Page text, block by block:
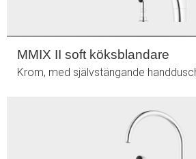
MMIX II soft köksblandare
Krom, med självstängande